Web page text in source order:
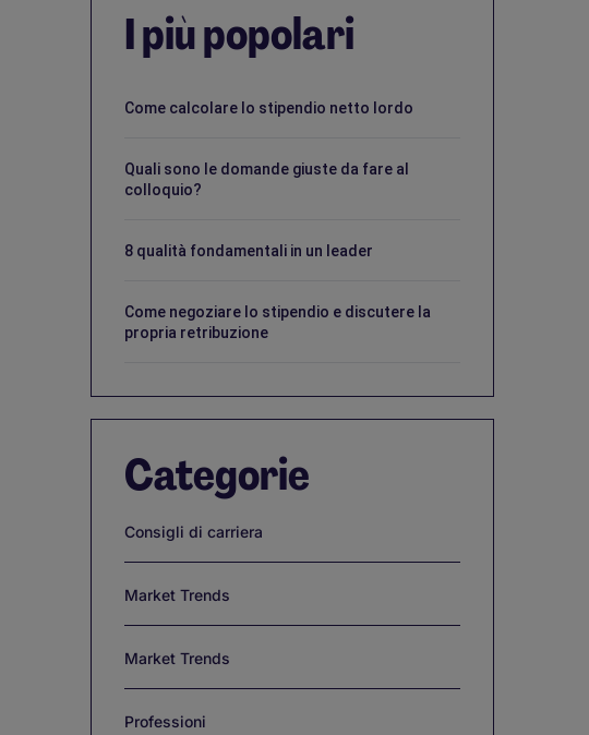
I più popolari
Come calcolare lo stipendio netto lordo
Quali sono le domande giuste da fare al
colloquio?
8 qualità fondamentali in un leader
Come negoziare lo stipendio e discutere la
propria retribuzione
Categorie
Consigli di carriera
Market Trends
Market Trends
Professioni